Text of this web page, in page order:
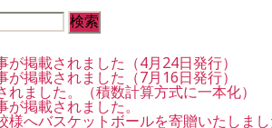
掲載されました（4月24日発行）
掲載されました（7月16日発行）
ました。（積数計算方式に一本化）
掲載されました。
様へバスケットボールを寄贈いたしまし